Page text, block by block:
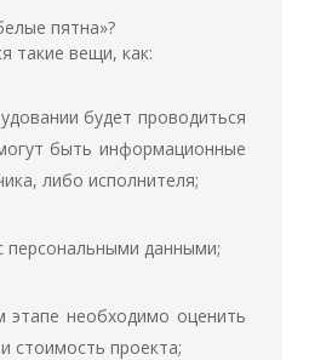
пятна»?
такие вещи, как:
будет проводиться
быть информационные
либо исполнителя;
персональными данными;
этапе необходимо оценить
стоимость проекта;